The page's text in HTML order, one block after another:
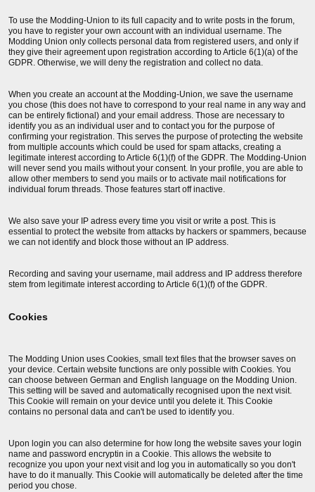
To use the Modding-Union to its full capacity and to write posts in the forum,
you have to register your own account with an individual username. The
Modding Union only collects personal data from registered users, and only if
they give their agreement upon registration according to Article 6(1)(a) of the
GDPR. Otherwise, we will deny the registration and collect no data.
When you create an account at the Modding-Union, we save the username
you chose (this does not have to correspond to your real name in any way and
can be entirely fictional) and your email address. Those are necessary to
identify you as an individual user and to contact you for the purpose of
confirming your registration. This serves the purpose of protecting the website
from multiple accounts which could be used for spam attacks, creating a
legitimate interest according to Article 6(1)(f) of the GDPR. The Modding-Union
will never send you mails without your consent. In your profile, you are able to
allow other members to send you mails or to activate mail notifications for
individual forum threads. Those features start off inactive.
We also save your IP adress every time you visit or write a post. This is
essential to protect the website from attacks by hackers or spammers, because
we can not identify and block those without an IP address.
Recording and saving your username, mail address and IP address therefore
stem from legitimate interest according to Article 6(1)(f) of the GDPR.
Cookies
The Modding Union uses Cookies, small text files that the browser saves on
your device. Certain website functions are only possible with Cookies. You
can choose between German and English language on the Modding Union.
This setting will be saved and automatically recognised upon the next visit.
This Cookie will remain on your device until you delete it. This Cookie
contains no personal data and can't be used to identify you.
Upon login you can also determine for how long the website saves your login
name and password encryptin in a Cookie. This allows the website to
recognize you upon your next visit and log you in automatically so you don't
have to do it manually. This Cookie will automatically be deleted after the time
period you chose.